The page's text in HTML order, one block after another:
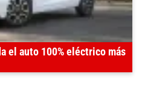
el auto 100% eléctrico más